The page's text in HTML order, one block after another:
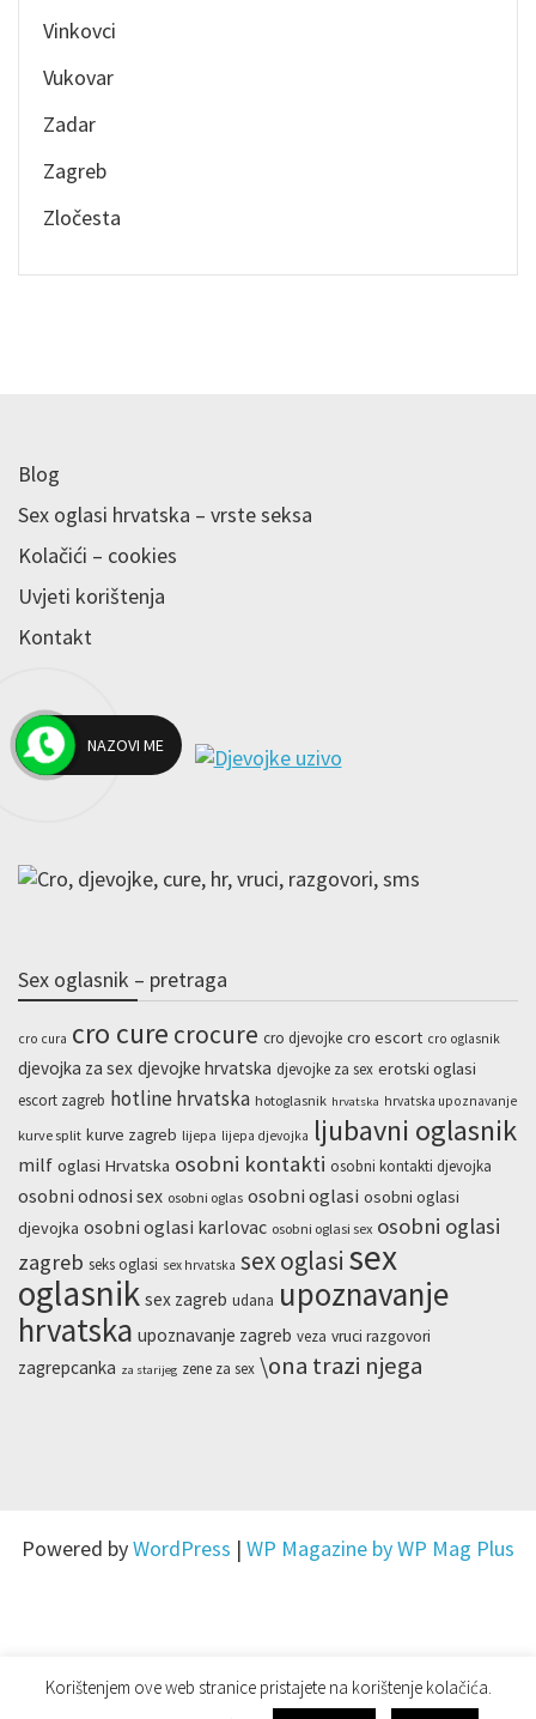
Vinkovci
Vukovar
Zadar
Zagreb
Zločesta
Blog
Sex oglasi hrvatska – vrste seksa
Kolačići – cookies
Uvjeti korištenja
Kontakt
Sex oglasnik – pretraga
cro cura cro cure crocure cro djevojke cro escort cro oglasnik
djevojka za sex djevojke hrvatska djevojke za sex erotski oglasi
escort zagreb hotline hrvatska hotoglasnik hrvatska hrvatska upoznavanje
kurve split kurve zagreb lijepa lijepa djevojka ljubavni oglasnik
milf oglasi Hrvatska osobni kontakti osobni kontakti djevojka
osobni odnosi sex osobni oglas osobni oglasi osobni oglasi
djevojka osobni oglasi karlovac osobni oglasi sex osobni oglasi
zagreb seks oglasi sex hrvatska sex oglasi sex
oglasnik sex zagreb udana upoznavanje
hrvatska upoznavanje zagreb veza vruci razgovori
zagrepcanka za starijeg zene za sex \ona trazi njega
Powered byWordPress | WP Magazine by WP Mag Plus
Korištenjem ove web stranice pristajete na korištenje kolačića.
NAZOVI ME